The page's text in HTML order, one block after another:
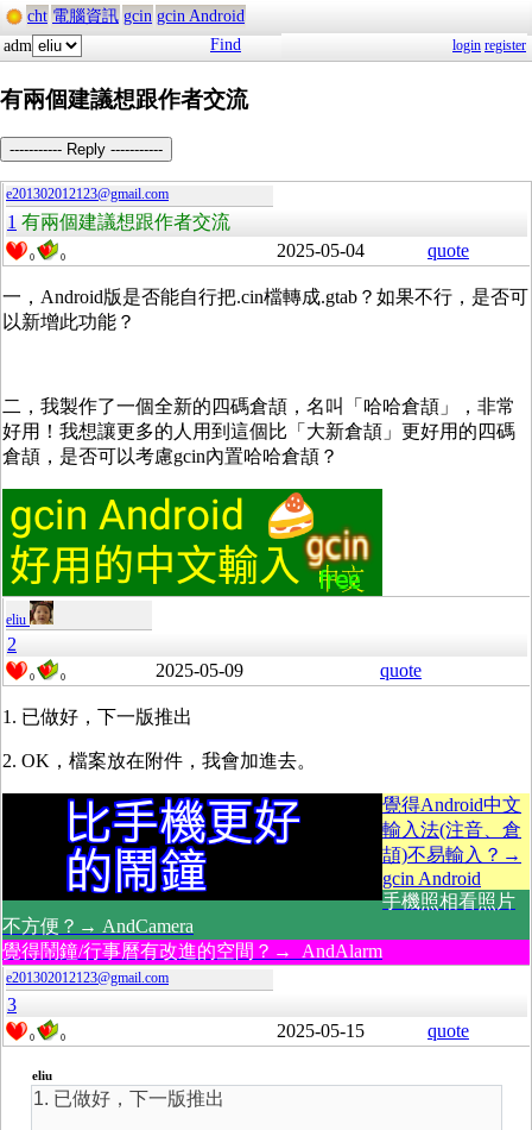
cht 電腦資訊 gcin gcin Android
adm
Find login register
有兩個建議想跟作者交流
----------- Reply -----------
e201302012123@gmail.com
1 有兩個建議想跟作者交流
0 0 2025-05-04 quote
一，Android版是否能自行把.cin檔轉成.gtab？如果不行，是否可
以新增此功能？
二，我製作了一個全新的四碼倉頡，名叫「哈哈倉頡」，非常
好用！我想讓更多的人用到這個比「大新倉頡」更好用的四碼
倉頡，是否可以考慮gcin內置哈哈倉頡？
eliu
2
0 0 2025-05-09 quote
1. 已做好，下一版推出
2. OK，檔案放在附件，我會加進去。
覺得Android中文
輸入法(注音、倉
頡)不易輸入？→
gcin Android
手機照相看照片
不方便？→ AndCamera
覺得鬧鐘/行事曆有改進的空間？→ AndAlarm
e201302012123@gmail.com
3
0 0 2025-05-15 quote
eliu
1. 已做好，下一版推出